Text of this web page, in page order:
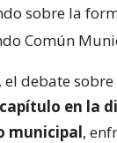
sobre la
Común
el debate
en la
municipal,